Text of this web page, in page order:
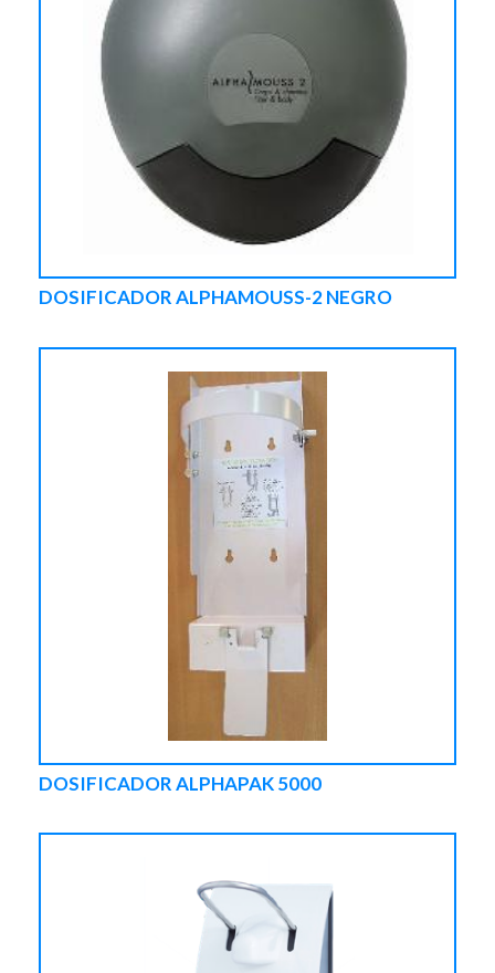
DOSIFICADOR ALPHAMOUSS-2 NEGRO
DOSIFICADOR ALPHAPAK 5000